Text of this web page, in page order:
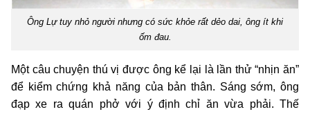
Ông Lự tuy nhỏ người nhưng có sức khỏe rất dẻo dai, ông ít khi
ốm đau.
Một câu chuyện thú vị được ông kể lại là lần thử “nhịn ăn”
để kiểm chứng khả năng của bản thân. Sáng sớm, ông
đạp xe ra quán phở với ý định chỉ ăn vừa phải. Thế